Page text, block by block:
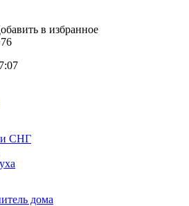
в избранное
и СНГ
дома